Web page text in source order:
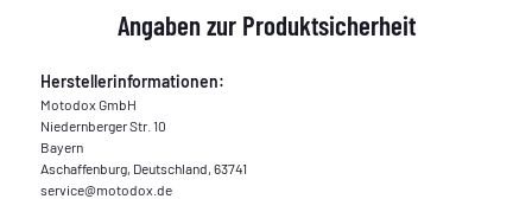
Angaben zur Produktsicherheit
Herstellerinformationen:
Motodox GmbH
Niedernberger Str. 10
Bayern
Aschaffenburg, Deutschland, 63741
service@motodox.de